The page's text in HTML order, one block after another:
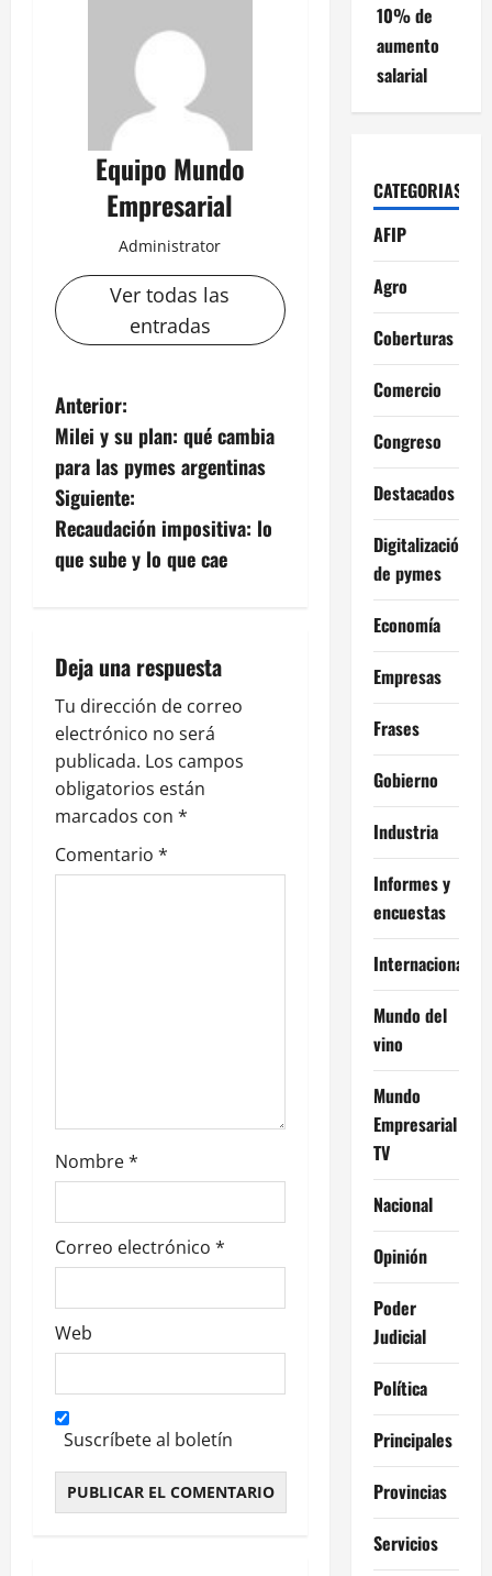
Equipo Mundo
Empresarial
Administrator
Ver todas las
entradas
N
a
v
e
c
i
ó
n
d
a
d
a
Anterior:
Milei y su plan: qué cambia
para las pymes argentinas
Siguiente:
Recaudación impositiva: lo
que sube y lo que cae
Deja una respuesta
Tu dirección de correo
electrónico no será
publicada. Los campos
obligatorios están
marcados con *
Comentario *
Nombre*
Correo electrónico *
Web
Suscríbete al boletín
10% de
aumento
salarial
CATEGORIAS
AFIP
Agro
Coberturas
Comercio
Congreso
Destacados
Digitalización
de pymes
Economía
Empresas
Frases
Gobierno
Industria
Informes y
encuestas
Internacional
Mundo del
vino
Mundo
Empresarial
TV
Nacional
Opinión
Poder
Judicial
Política
Principales
Provincias
Servicios